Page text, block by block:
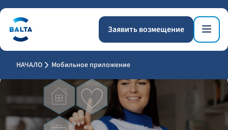
Заявить возмещение
НАЧАЛО Мобильное приложение